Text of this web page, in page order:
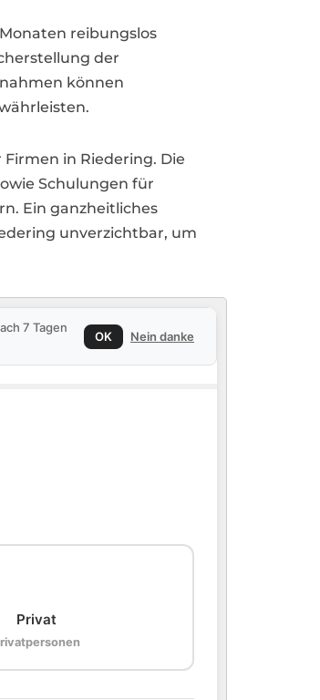
reibungslos
der
können
in Riedering. Die
Schulungen für
Ein ganzheitliches
unverzichtbar, um
7 Tagen
OK Nein danke
Privat